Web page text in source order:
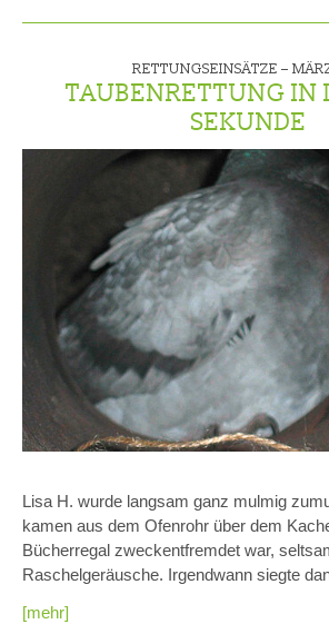
RETTUNGSEINSÄTZE –
TAUBENRETTUNG IN
SEKUNDE
Lisa H. wurde langsam ganz mulmig
kamen aus dem Ofenrohr über dem
Bücherregal zweckentfremdet war,
Raschelgeräusche. Irgendwann siegte
[mehr]